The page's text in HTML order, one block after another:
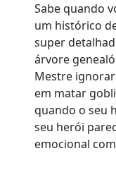
Sabe quando
um histórico
super
árvore
Mestre
em matar
quando o seu
seu herói
emocional